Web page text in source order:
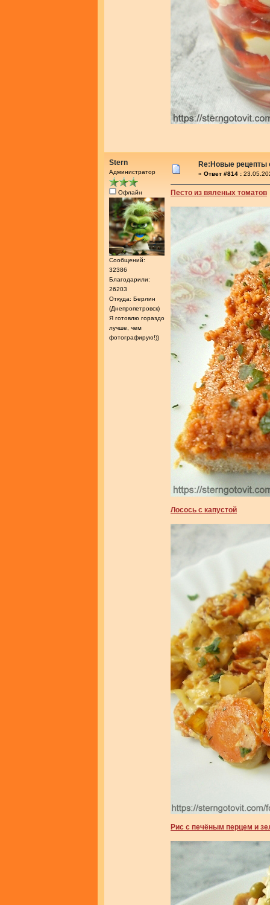
Stern
Администратор
Офлайн
Сообщений:
32386
Благодарили:
26203
Откуда: Берлин
(Днепропетровск)
Я готовлю гораздо
лучше, чем
фотографирую!))
Re:Новые рецепты
« Ответ #814 :
Песто из вяленых томатов
Лосось с капустой
Рис с печёным перцем и